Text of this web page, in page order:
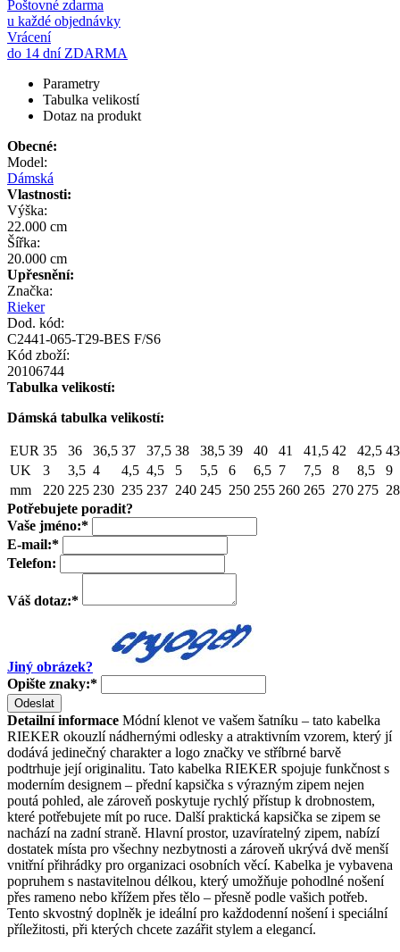
Poštovné zdarma
u každé objednávky
Vrácení
do 14 dní ZDARMA
Parametry
Tabulka velikostí
Dotaz na produkt
Obecné:
Model:
Dámská
Vlastnosti:
Výška:
22.000 cm
Šířka:
20.000 cm
Upřesnění:
Značka:
Rieker
Dod. kód:
C2441-065-T29-BES F/S6
Kód zboží:
20106744
Tabulka velikostí:
Dámská tabulka velikostí:
EUR 35 36 36,5 37 37,5 38 38,5 39 40 41 41,5 42 42,5 43
UK
3 3,5 4 4,5 4,5 5 5,5 6 6,5 7 7,5 8 8,5
9
mm
220 225 230 235 237 240 245 250 255 260 265 270 275
Potřebujete poradit?
Vaše jméno:*
E-mail:*
Telefon:
Váš dotaz:*
Jiný obrázek?
Opište znaky:*
Odeslat
Detailní informace Módní klenot ve vašem šatníku – tato kabelka
RIEKER okouzlí nádhernými odlesky a atraktivním vzorem, který jí
dodává jedinečný charakter a logo značky ve stříbrné barvě
podtrhuje její originalitu. Tato kabelka RIEKER spojuje funkčnost s
moderním designem – přední kapsička s výrazným zipem nejen
poutá pohled, ale zároveň poskytuje rychlý přístup k drobnostem,
které potřebujete mít po ruce. Další praktická kapsička se zipem se
nachází na zadní straně. Hlavní prostor, uzavíratelný zipem, nabízí
dostatek místa pro všechny nezbytnosti a zároveň ukrývá dvě menší
vnitřní přihrádky pro organizaci osobních věcí. Kabelka je vybavena
popruhem s nastavitelnou délkou, který umožňuje pohodlné nošení
přes rameno nebo křížem přes tělo – přesně podle vašich potřeb.
Tento skvostný doplněk je ideální pro každodenní nošení i speciální
příležitosti, při kterých chcete zazářit stylem a elegancí.